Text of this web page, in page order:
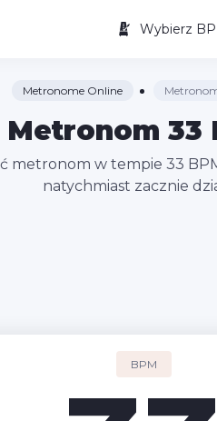
Wybierz
Metronome Online
Metronom 33
metronom w tempie 33
natychmiast zacznie
BPM